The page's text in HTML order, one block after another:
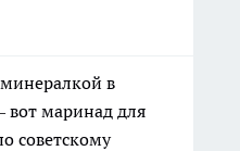
в
маринад для
советскому